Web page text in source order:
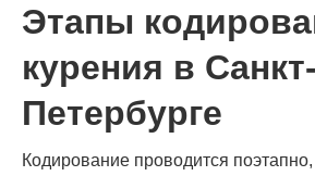
Этапы
курения в Санкт-
Петербурге
Кодирование проводится